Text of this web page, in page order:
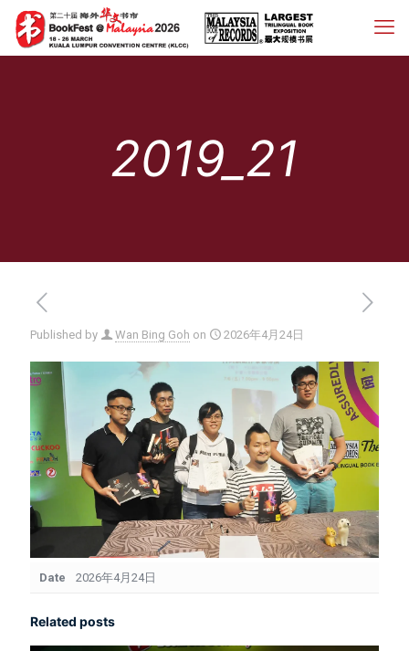
2019_21
Published by Wan Bing Goh on 2026年4月24日
Date 2026年4月24日
Related posts